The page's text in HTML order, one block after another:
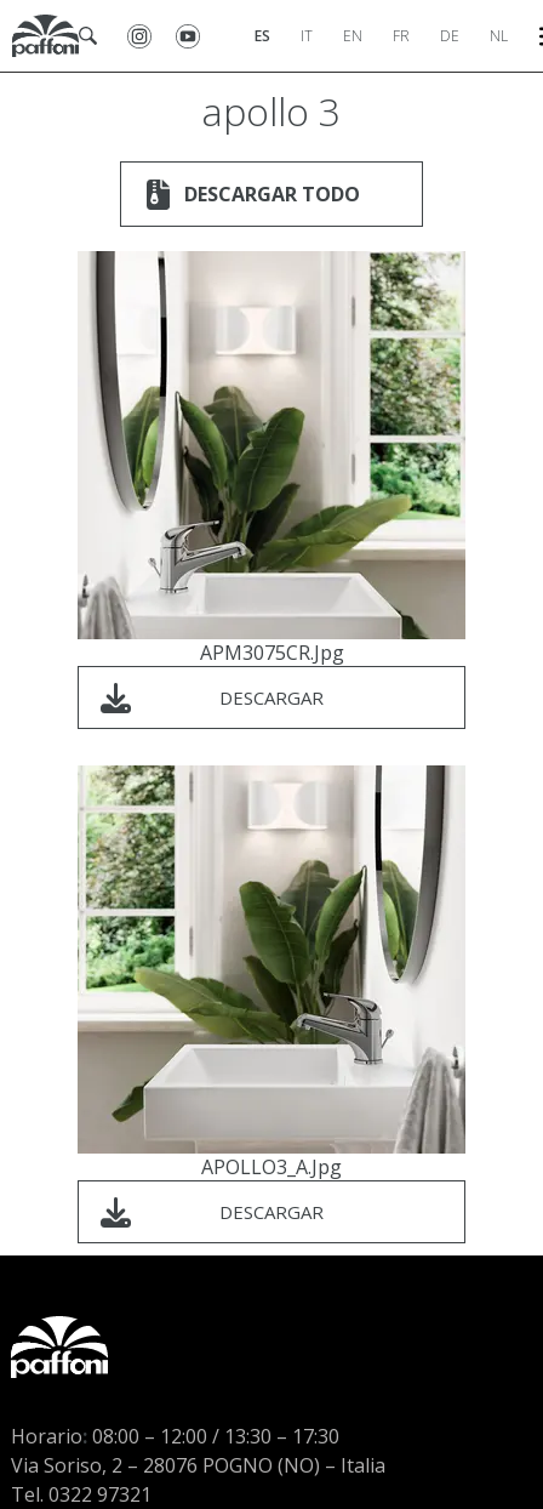
ES IT EN FR DE NL
apollo 3
DESCARGAR TODO
APM3075CR.jpg
DESCARGAR
APOLLO3_A.jpg
DESCARGAR
Horario:08:00 – 12:00 / 13:30 – 17:30
Via Soriso, 2 – 28076 POGNO (NO) – Italia
Tel. 0322 97321